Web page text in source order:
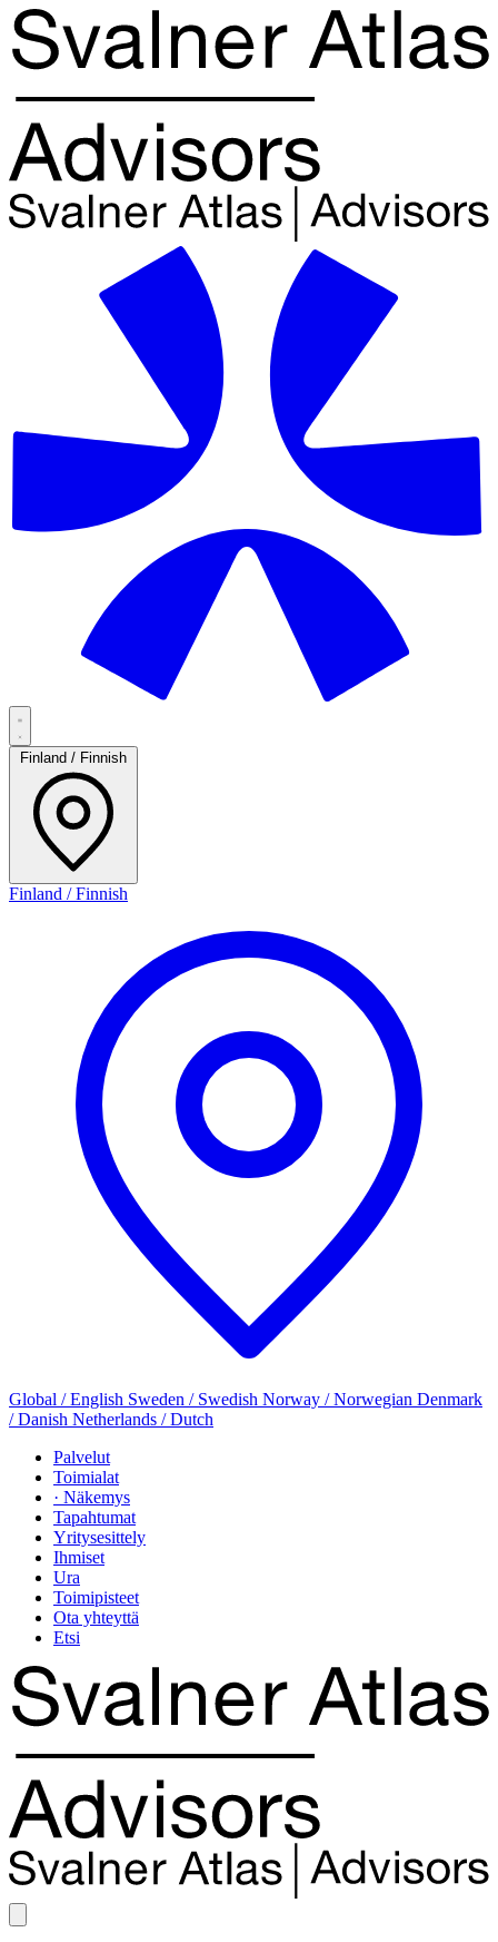
Finland / Finnish
Finland / Finnish
Global / English Sweden / Swedish Norway / Norwegian Denmark
/ Danish Netherlands / Dutch
Palvelut
Toimialat
· Näkemys
Tapahtumat
Yritysesittely
Ihmiset
Ura
Toimipisteet
Ota yhteyttä
Etsi